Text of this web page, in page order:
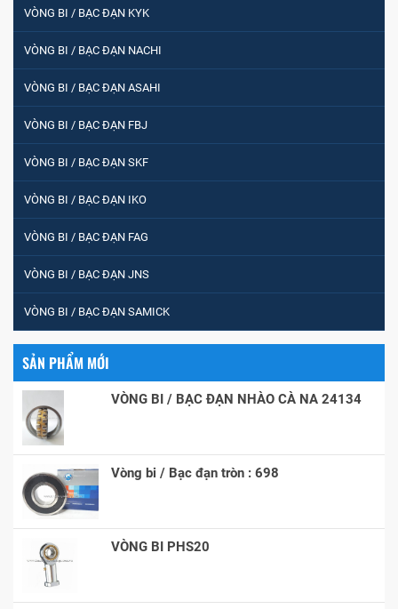
VÒNG BI / BẠC ĐẠN KYK
VÒNG BI / BẠC ĐẠN NACHI
VÒNG BI / BẠC ĐẠN ASAHI
VÒNG BI / BẠC ĐẠN FBJ
VÒNG BI / BẠC ĐẠN SKF
VÒNG BI / BẠC ĐẠN IKO
VÒNG BI / BẠC ĐẠN FAG
VÒNG BI / BẠC ĐẠN JNS
VÒNG BI / BẠC ĐẠN SAMICK
SẢN PHẨM MỚI
VÒNG BI / BẠC ĐẠN NHÀO CÀ NA 24134
Vòng bi / Bạc đạn tròn : 698
VÒNG BI PHS20